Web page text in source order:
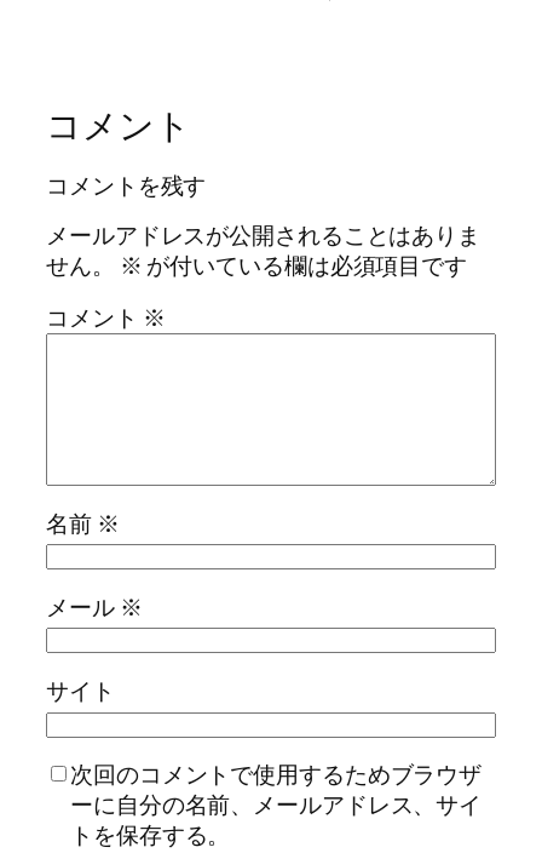
コメント
コメントを残す
メールアドレスが公開されることはありま
せん。
※ が付いている欄は必須項目です
コメント ※
名前 ※
メール ※
サイト
次回のコメントで使用するためブラウザ
ーに自分の名前、メールアドレス、サイ
トを保存する。